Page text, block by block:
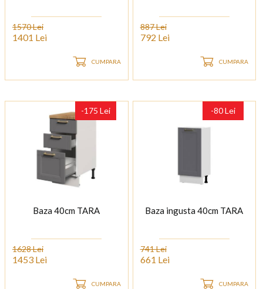
1570 Lei
1401 Lei
CUMPARA
887 Lei
792 Lei
CUMPARA
-175 Lei
Baza 40cm TARA
1628 Lei
1453 Lei
CUMPARA
-80 Lei
Baza ingusta 40cm TARA
741 Lei
661 Lei
CUMPARA